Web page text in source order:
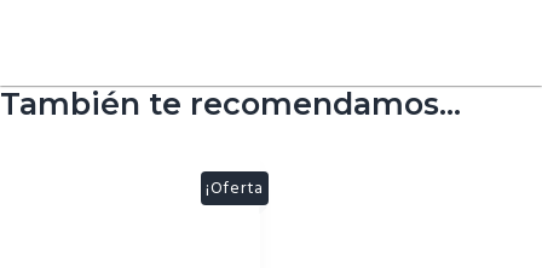
También te recomendamos…
¡Oferta